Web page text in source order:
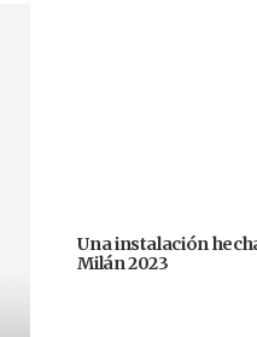
Una instalación
Milán 2023